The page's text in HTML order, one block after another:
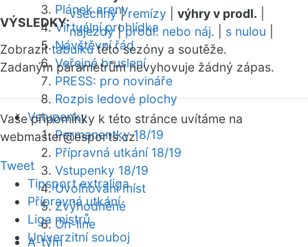
Plánek areny
Virtuální prohlídka
Návštěvní řád
Veřejné bruslení
PRESS: pro novináře
Rozpis ledové plochy
Vstupenky
Permanentky 18/19
Přípravná utkání 18/19
Vstupenky 18/19
Uvolňování míst
Zvýhodněné
On-line
A-tým
VÝSLEDKY:
všechny|remízy výhry v prodl.
nájezdy|prodl. nebo náj. s nulou
Zobrazittabulkutéto sezóny a soutěže.
Zadaným parametrům nevyhovuje žádný zápas.
Vaše připomínky k této stránce uvítáme na
webmaster@esports.cz.
Tweet
Tipsport extraliga
Přípravná utkání
Liga mistrů
Univerzitní souboj